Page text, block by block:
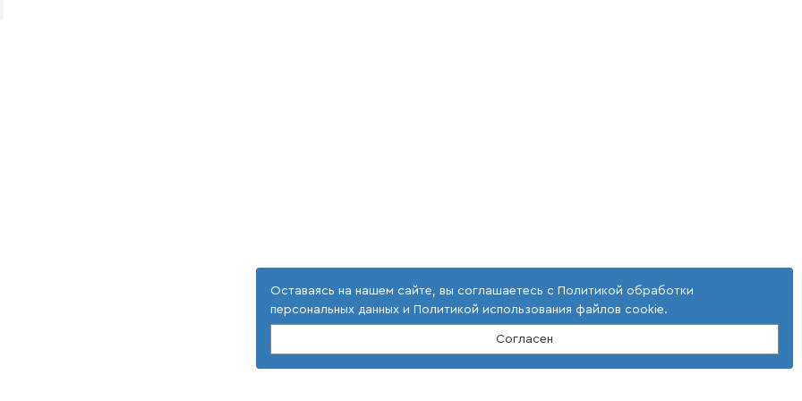
Оставаясь на нашем сайте, вы соглашаетесь с Политикой обработки
персональных данных и Политикой использования файлов cookie.
Согласен